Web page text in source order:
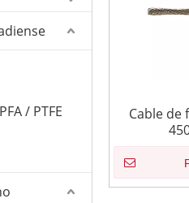
/ PTFE
Cable de